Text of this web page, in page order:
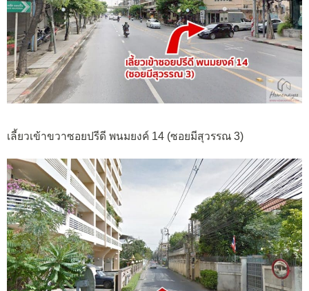
เลี้ยวเข้าขวาซอยปรีดี พนมยงค์ 14 (ซอยมีสุวรรณ 3)